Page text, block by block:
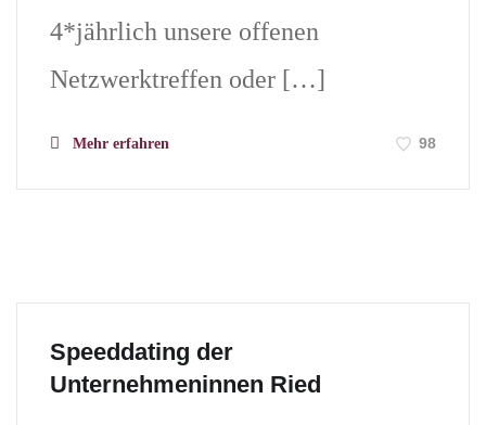
4*jährlich unsere offenen
Netzwerktreffen oder […]
Mehr erfahren 98
Speeddating der
Unternehmeninnen Ried